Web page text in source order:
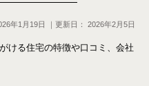
年1月19日 ｜更新日： 2026年2月5日
ける住宅の特徴や口コミ、会社